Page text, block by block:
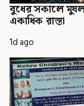
বুধের সকালে
একাধিক রাস্তা
1d ago